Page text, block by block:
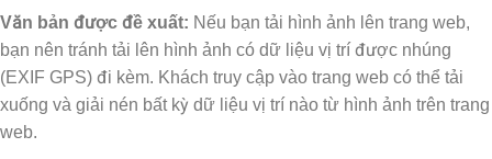
Văn bản được đề xuất: Nếu bạn tải hình ảnh lên trang web,
bạn nên tránh tải lên hình ảnh có dữ liệu vị trí được nhúng
(EXIF GPS) đi kèm. Khách truy cập vào trang web có thể tải
xuống và giải nén bất kỳ dữ liệu vị trí nào từ hình ảnh trên trang
web.